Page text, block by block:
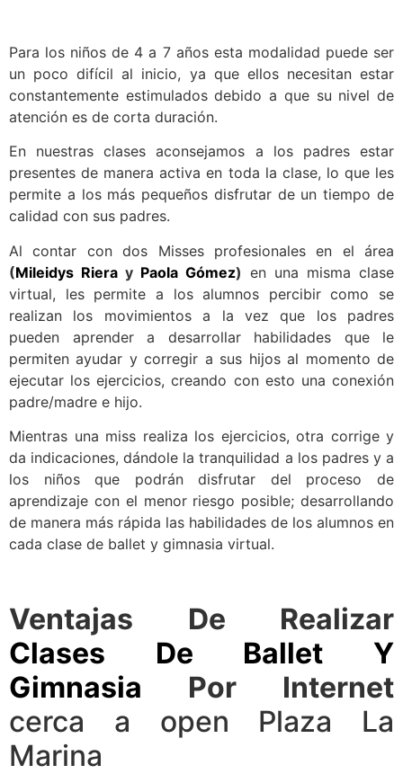
Para los niños de 4 a 7 años esta modalidad puede ser
un poco difícil al inicio, ya que ellos necesitan estar
constantemente estimulados debido a que su nivel de
atención es de corta duración.
En nuestras clases aconsejamos a los padres estar
presentes de manera activa en toda la clase, lo que les
permite a los más pequeños disfrutar de un tiempo de
calidad con sus padres.
Al contar con dos Misses profesionales en el área
(Mileidys Riera y Paola Gómez) en una misma clase
virtual, les permite a los alumnos percibir como se
realizan los movimientos a la vez que los padres
pueden aprender a desarrollar habilidades que le
permiten ayudar y corregir a sus hijos al momento de
ejecutar los ejercicios, creando con esto una conexión
padre/madre e hijo.
Mientras una miss realiza los ejercicios, otra corrige y
da indicaciones, dándole la tranquilidad a los padres y a
los niños que podrán disfrutar del proceso de
aprendizaje con el menor riesgo posible; desarrollando
de manera más rápida las habilidades de los alumnos en
cada clase de ballet y gimnasia virtual.
Ventajas De Realizar
Clases De Ballet Y
Gimnasia Por Internet
cerca a open Plaza La
Marina